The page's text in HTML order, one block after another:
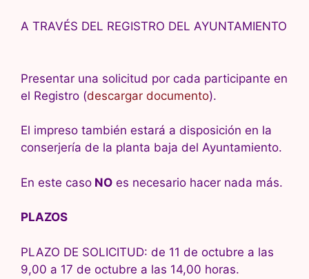
A TRAVÉS DEL REGISTRO DEL AYUNTAMIENTO
Presentar una solicitud por cada participante en
el Registro (descargar documento).
El impreso también estará a disposición en la
conserjería de la planta baja del Ayuntamiento.
En este caso NO es necesario hacer nada más.
PLAZOS
PLAZO DE SOLICITUD: de 11 de octubre a las
9,00 a 17 de octubre a las 14,00 horas.